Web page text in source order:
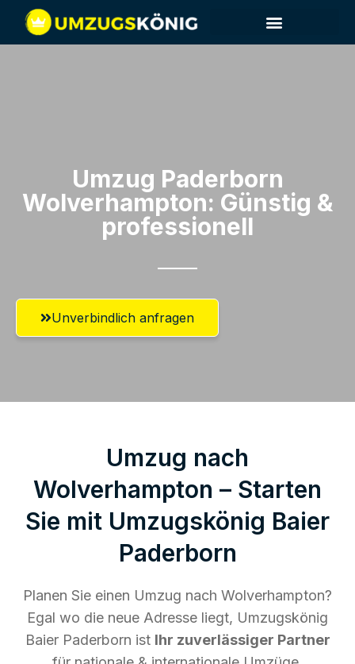
Umzug Paderborn​
Wolverhampton: Günstig &
professionell​
Unverbindlich anfragen
Umzug nach
Wolverhampton – Starten
Sie mit Umzugskönig Baier
Paderborn
Planen Sie einen Umzug nach Wolverhampton?
Egal wo die neue Adresse liegt, Umzugskönig
Baier Paderborn ist Ihr zuverlässiger Partner